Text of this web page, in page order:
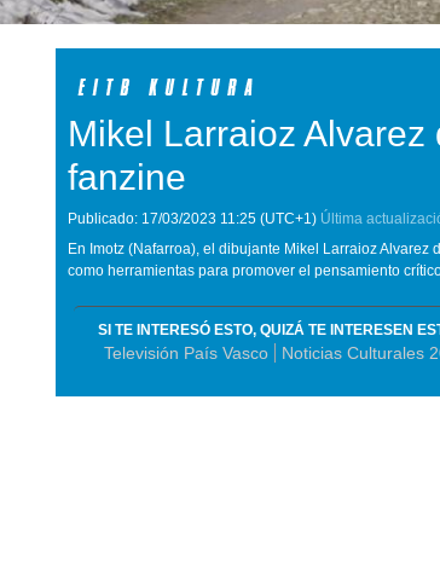
Mikel Larraioz
fanzine
Publicado: 17/03/2023 11:25 (UTC+1) Última
En Imotz (Nafarroa), el dibujante Mikel Larraioz
como herramientas para promover el pensamiento
SI TE INTERESÓ ESTO, QUIZÁ TE INTERESEN
Televisión País Vasco Noticias Culturales